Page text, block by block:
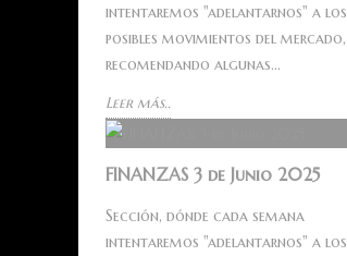
intentaremos "adelantarnos" a los
posibles movimientos del mercado,
recomendando algunas...
Leer más..
FINANZAS 3 de Junio 2025
Sección, dónde cada semana
intentaremos "adelantarnos" a los